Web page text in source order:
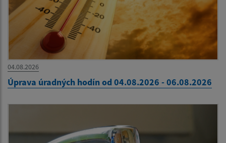
04.08.2026
Úprava úradných hodín od 04.08.2026 - 06.08.2026